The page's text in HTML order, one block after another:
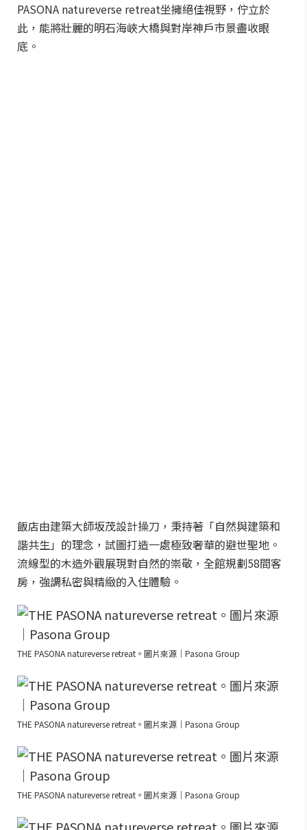
PASONA natureverse retreat坐擁絕佳視野，佇立於
此，能將壯麗的明石海峽大橋與對岸神戶市景盡收眼
底。
飯店由建築大師坂茂設計操刀，秉持著「自然與建築和
諧共生」的理念，試圖打造一處極致奢華的避世聖地。
流線型的木造外觀展現對自然的崇敬，全館規劃58間客
房，強調私密與精緻的入住體驗。
THE PASONA natureverse retreat。圖片來源｜Pasona Group
THE PASONA natureverse retreat。圖片來源｜Pasona Group
THE PASONA natureverse retreat。圖片來源｜Pasona Group